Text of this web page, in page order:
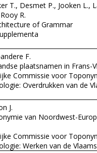
T., Desmet P., Jooken L.,
R.
of Grammar
F.
plaatsnamen in Frans-
Commissie voor
Overdrukken van de
J.
van Noordwest-
Commissie voor
Werken van de